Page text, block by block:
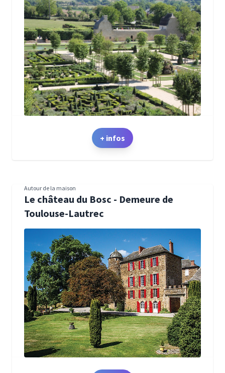
+ infos
Autour de la maison
Le château du Bosc - Demeure de
Toulouse-Lautrec